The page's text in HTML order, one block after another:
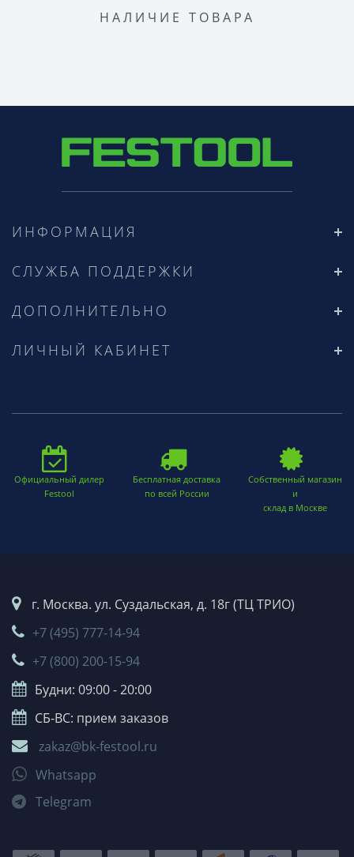
НАЛИЧИЕ ТОВАРА
ИНФОРМАЦИЯ
СЛУЖБА ПОДДЕРЖКИ
ДОПОЛНИТЕЛЬНО
ЛИЧНЫЙ КАБИНЕТ
Официальный дилер
Festool
Бесплатная доставка
по всей России
Собственный магазин
и
склад в Москве
г. Москва. ул. Суздальская, д. 18г (ТЦ ТРИО)
+7 (495) 777-14-94
+7 (800) 200-15-94
Будни: 09:00 - 20:00
СБ-ВС: прием заказов
zakaz@bk-festool.ru
Whatsapp
Telegram